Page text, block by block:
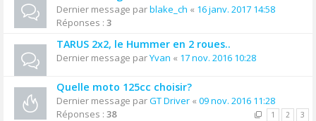
Dernier message parblake_ch « 16 janv. 2017 14:58
Réponses : 3
TARUS 2x2, le Hummer en 2 roues..
Dernier message parYvan « 17 nov. 2016 10:28
Quelle moto 125cc choisir?
Dernier message parGT Driver « 09 nov. 2016 11:28
Réponses : 38 1 2 3